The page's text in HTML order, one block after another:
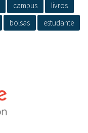
campus
livros
bolsas
estudante